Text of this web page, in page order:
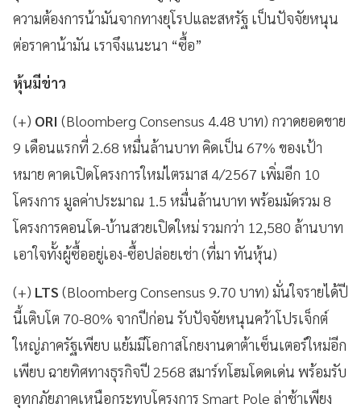
ความต้องการน้ามันจากทางยุโรปและสหรัฐ เป็นปัจจัยหนุน
ต่อราคาน้ามัน เราจึงแนะนา “ซื้อ”
หุ้นมีข่าว
(+) ORI (Bloomberg Consensus 4.48 บาท) กวาดยอดขาย
9 เดือนแรกที่ 2.68 หมื่นล้านบาท คิดเป็น 67% ของเป้า
หมาย คาดเปิดโครงการใหม่ไตรมาส 4/2567 เพิ่มอีก 10
โครงการ มูลค่าประมาณ 1.5 หมื่นล้านบาท พร้อมมัดรวม 8
โครงการคอนโด-บ้านสวยเปิดใหม่ รวมกว่า 12,580 ล้านบาท
เอาใจทั้งผู้ซื้ออยู่เอง-ซื้อปล่อยเช่า (ที่มา ทันหุ้น)
(+) LTS (Bloomberg Consensus 9.70 บาท) มั่นใจรายได้ปี
นี้เติบโต 70-80% จากปีก่อน รับปัจจัยหนุนคว้าโปรเจ็กต์
ใหญ่ภาครัฐเพียบ แย้มมีโอกาสโกยงานดาต้าเซ็นเตอร์ใหม่อีก
เพียบ ฉายทิศทางธุรกิจปี 2568 สมาร์ทโฮมโดดเด่น พร้อมรับ
อุทกภัยภาคเหนือกระทบโครงการ Smart Pole ล่าช้าเพียง